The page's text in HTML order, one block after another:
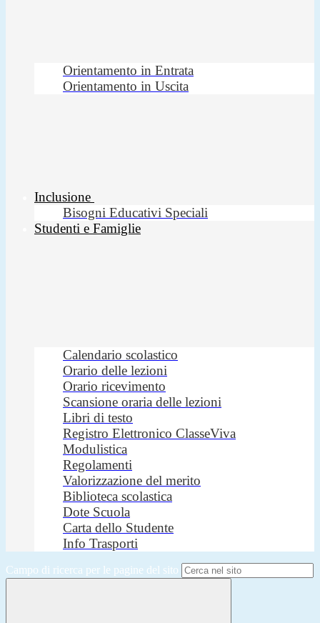
Orientamento in Entrata
Orientamento in Uscita
Inclusione
Bisogni Educativi Speciali
Studenti e Famiglie
Calendario scolastico
Orario delle lezioni
Orario ricevimento
Scansione oraria delle lezioni
Libri di testo
Registro Elettronico ClasseViva
Modulistica
Regolamenti
Valorizzazione del merito
Biblioteca scolastica
Dote Scuola
Carta dello Studente
Info Trasporti
Campo di ricerca per le pagine del sito